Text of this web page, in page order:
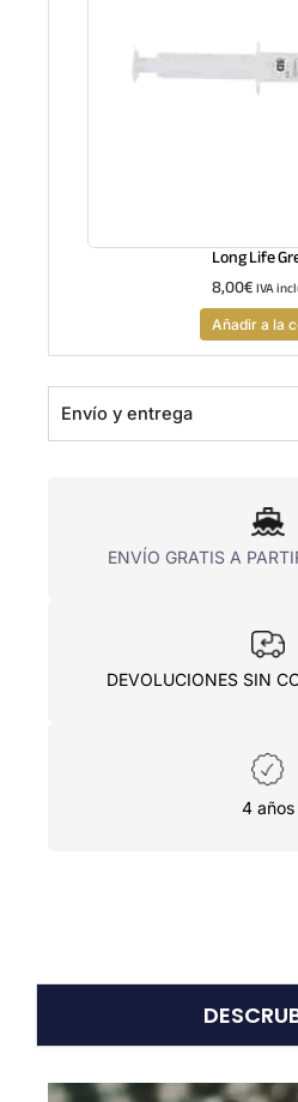
Long Life
8,00€IVA
Añadir a la
Envío y entrega
ENVÍO GRATIS A
DEVOLUCIONES SIN
4 años